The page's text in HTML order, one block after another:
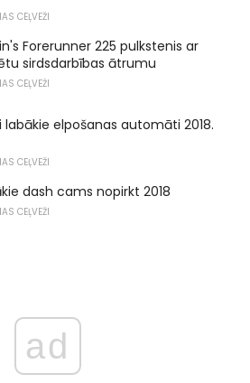
CEĻVEŽI
Forerunner 225 pulkstenis ar
sirdsdarbības ātrumu
CEĻVEŽI
labākie elpošanas automāti 2018.
CEĻVEŽI
dash cams nopirkt 2018
CEĻVEŽI
ad